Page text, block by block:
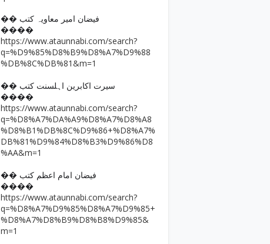
�� فیضان امیر معاویہ کتب
����
https://www.ataunnabi.com/search?
q=%D9%85%D8%B9%D8%A7%D9%88
%DB%8C%DB%81&m=1
�� سیرت اکابرین اہلسنت کتب
����
https://www.ataunnabi.com/search?
q=%D8%A7%DA%A9%D8%A7%D8%A8
%D8%B1%DB%8C%D9%86+%D8%A7%
DB%81%D9%84%D8%B3%D9%86%D8
%AA&m=1
�� فیضان امام اعظم کتب
����
https://www.ataunnabi.com/search?
q=%D8%A7%D9%85%D8%A7%D9%85+
%D8%A7%D8%B9%D8%B8%D9%85&
m=1